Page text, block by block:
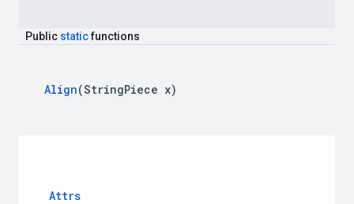
Public staticfunctions
Align(StringPiece x)
Attrs